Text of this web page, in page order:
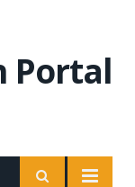
Portal